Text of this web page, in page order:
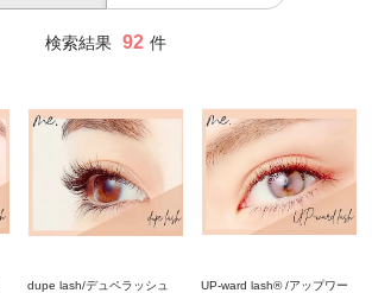
検索結果 92 件
​dupe lash/デュペラッシュ
​UP-ward lash®︎ /アップワー